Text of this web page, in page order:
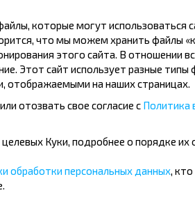
Подписаться
направления
которые могут
что мы можем хранить файлы
этого сайта. В отношении
Этот сайт использует разные типы
отображаемыми на наших страницах.
отозвать свое согласие с Политика
целевых Куки, подробнее о порядке
обработки персональных данных ,